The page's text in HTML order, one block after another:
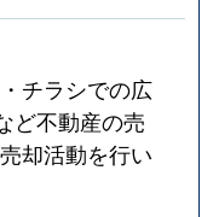
チラシでの広
ど不動産の売
却活動を行い